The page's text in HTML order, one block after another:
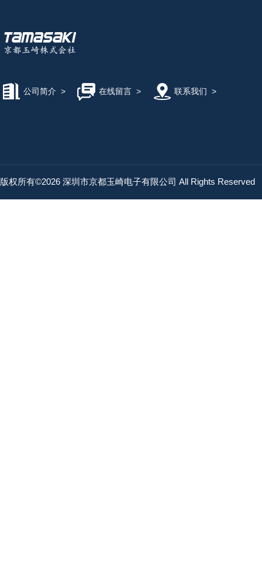
公司简介 > 在线留言> 联系我们 >
版权所有©2026 深圳市京都玉崎电子有限公司 All Rights Reserved